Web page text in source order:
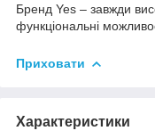
Бренд Yes – завжди
функціональні
Приховати
Характеристики